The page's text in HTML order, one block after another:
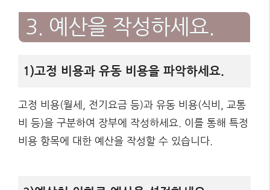
3. 예산을 작성하세요.
1)고정 비용과 유동 비용을 파악하세요.
고정 비용(월세, 전기요금 등)과 유동 비용(식비, 교통
비 등)을 구분하여 장부에 작성하세요. 이를 통해 특정
비용 항목에 대한 예산을 작성할 수 있습니다.